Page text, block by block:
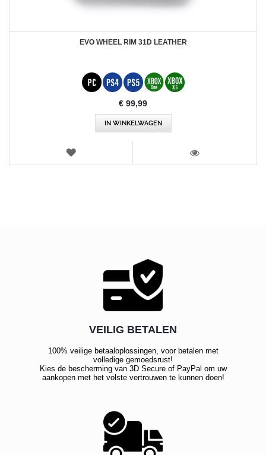
EVO WHEEL RIM 31D LEATHER
€ 99,99
IN WINKELWAGEN
VERLANGLIJST
WEERGEVEN
VEILIG BETALEN
100% veilige betaaloplossingen, voor betalen met
volledige gemoedsrust!
Kies de bescherming van 3D Secure of PayPal om uw
aankopen met het volste vertrouwen te kunnen doen!